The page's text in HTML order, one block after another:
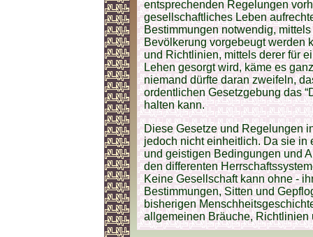
entsprechenden Regelungen
gesellschaftliches Leben
Bestimmungen notwendig,
Bevölkerung vorgebeugt werden
und Richtlinien, mittels derer für
Lehen gesorgt wird, käme es
niemand dürfte daran zweifeln,
ordentlichen Gesetzgebung das
halten kann.
Diese Gesetze und Regelungen
jedoch nicht einheitlich. Da sie
und geistigen Bedingungen und
den differenten
Keine Gesellschaft kann ohne -
Bestimmungen, Sitten und
bisherigen
allgemeinen Bräuche,